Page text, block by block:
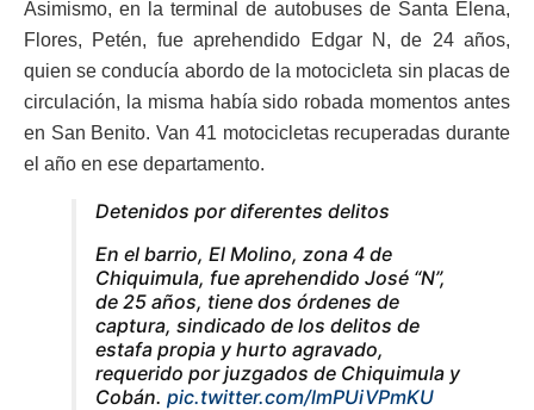
Asimismo, en la terminal de autobuses de Santa Elena,
Flores, Petén, fue aprehendido Edgar N, de 24 años,
quien se conducía abordo de la motocicleta sin placas de
circulación, la misma había sido robada momentos antes
en San Benito. Van 41 motocicletas recuperadas durante
el año en ese departamento.
Detenidos por diferentes delitos
En el barrio, El Molino, zona 4 de
Chiquimula, fue aprehendido José “N”,
de 25 años, tiene dos órdenes de
captura, sindicado de los delitos de
estafa propia y hurto agravado,
requerido por juzgados de Chiquimula y
Cobán. pic.twitter.com/lmPUiVPmKU